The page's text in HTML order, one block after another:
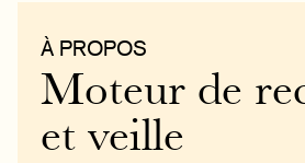
À PROPOS
Moteur de
et veille